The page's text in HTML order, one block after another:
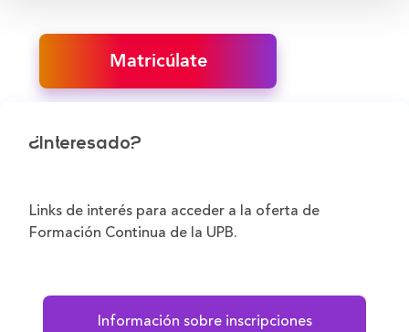
Matricúlate
¿Interesado?
Links de interés para acceder a la oferta de
Formación Continua de la UPB.
Información sobre inscripciones